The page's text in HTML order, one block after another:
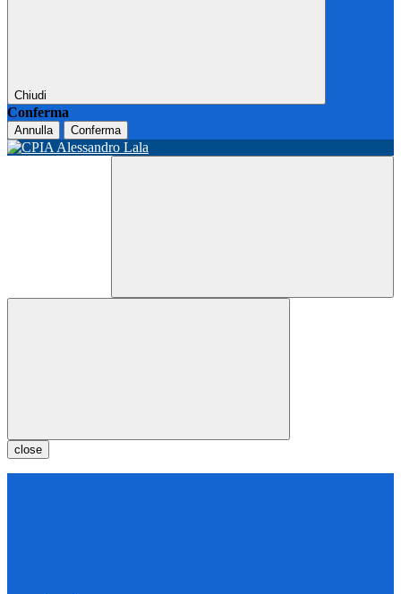
Chiudi
Conferma
Annulla Conferma
close